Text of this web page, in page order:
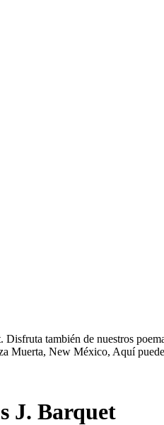
también de nuestros
Muerta, New México, Aquí
J. Barquet